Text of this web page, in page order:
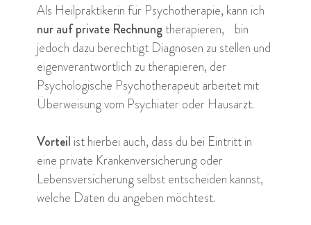
Als Heilpraktikerin für Psychotherapie, kann ich
nur auf private Rechnungtherapieren, bin
jedoch dazu berechtigt Diagnosen zu stellen und
eigenverantwortlich zu therapieren, der
Psychologische Psychotherapeut arbeitet mit
Überweisung vom Psychiater oder Hausarzt.
Vorteil ist hierbei auch, dass du bei Eintritt in
eine private Krankenversicherung oder
Lebensversicherung selbst entscheiden kannst,
welche Daten du angeben möchtest.